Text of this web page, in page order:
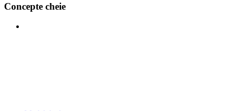
Concepte cheie